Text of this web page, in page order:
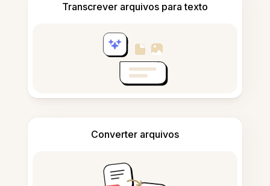
Transcrever arquivos para texto
Converter arquivos